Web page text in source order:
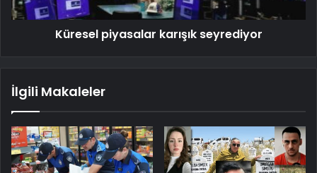
Küresel piyasalar karışık seyrediyor
İlgili Makaleler